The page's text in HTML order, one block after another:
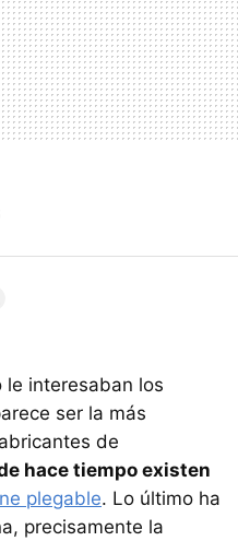
le interesaban los
ser la más
de
hace tiempo existen
plegable. Lo último ha
precisamente la